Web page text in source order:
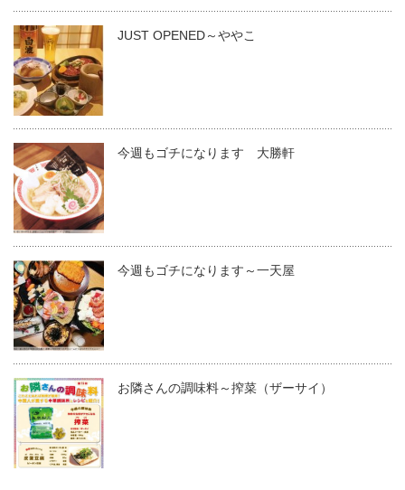
JUST OPENED～ややこ
今週もゴチになります 大勝軒
今週もゴチになります～一天屋
お隣さんの調味料～搾菜（ザーサイ）